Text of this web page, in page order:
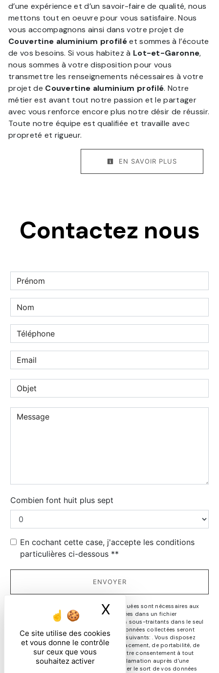
Ce site utilise des cookies
et vous donne le contrôle
sur ceux que vous
souhaitez activer
X Masquer le
d’une expérience et d’un savoir-faire de qualité, nous
mettons tout en oeuvre pour vous satisfaire. Nous
vous accompagnons ainsi dans votre projet de
Couvertine aluminium profiléet sommes à l’écoute
de vos besoins. Si vous habitez à Lot-et-Garonne,
nous sommes à votre disposition pour vous
transmettre les renseignements nécessaires à votre
projet de Couvertine aluminium profilé. Notre
métier est avant tout notre passion et le partager
avec vous renforce encore plus notre désir de réussir.
Toute notre équipe est qualifiée et travaille avec
propreté et rigueur.
EN SAVOIR PLUS
Contactez nous
Combien font huit plus sept
En cochant cette case, j'accepte les conditions
particulières ci-dessous **
ENVOYER
** Les données personnelles communiquées sont nécessaires aux
fins de vous contacter et sont enregistrées dans un fichier
informatisé. Elles sont destinées à et ses sous-traitants dans le seul
but de répondre à votre message. Les données collectées seront
communiquées aux seuls destinataires suivants: . Vous disposez
de droits d’accès, de rectification, d’effacement, de portabilité, de
limitation, d’opposition, de retrait de votre consentement à tout
moment et du droit d’introduire une réclamation auprès d’une
autorité de contrôle, ainsi que d’organiser le sort de vos données